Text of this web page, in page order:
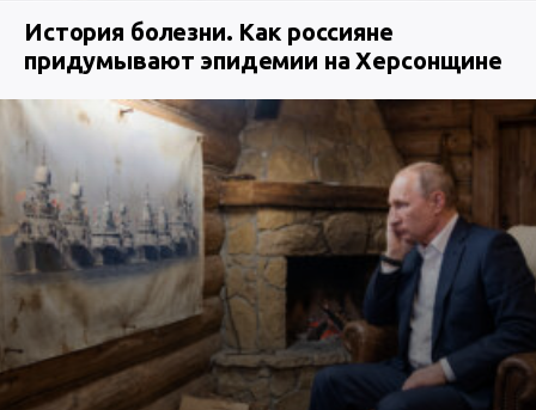
История болезни. Как россияне
придумывают эпидемии на Херсонщине